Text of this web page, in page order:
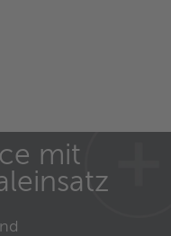
mit